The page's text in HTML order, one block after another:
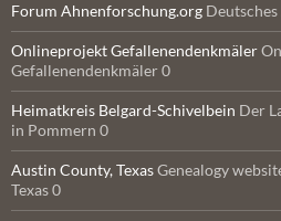
Forum Ahnenforschung.org
Onlineprojekt Gefallenendenkmäler
Gefallenendenkmäler 0
Heimatkreis Belgard-Schivelbein Der
in Pommern 0
Austin County, TexasGenealogy
Texas 0